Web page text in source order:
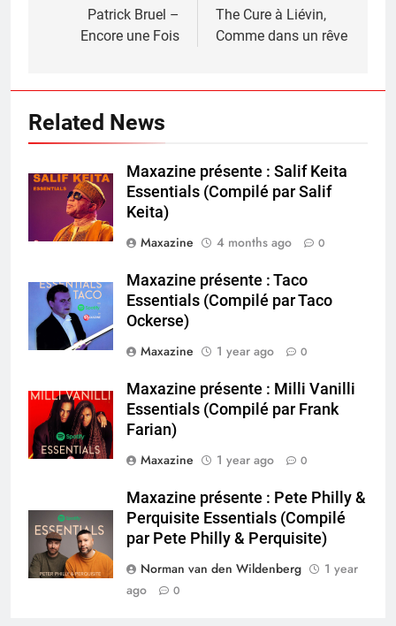
navigation
Patrick Bruel –
Encore une Fois
The Cure à Liévin,
Comme dans un rêve
Related News
Maxazine présente : Salif Keita
Essentials (Compilé par Salif
Keita)
Maxazine
4 months ago 0
Maxazine présente : Taco
Essentials (Compilé par Taco
Ockerse)
Maxazine
1 year ago 0
Maxazine présente : Milli Vanilli
Essentials (Compilé par Frank
Farian)
Maxazine
1 year ago 0
Maxazine présente : Pete Philly &
Perquisite Essentials (Compilé
par Pete Philly & Perquisite)
Norman van den Wildenberg
1 year
ago
0